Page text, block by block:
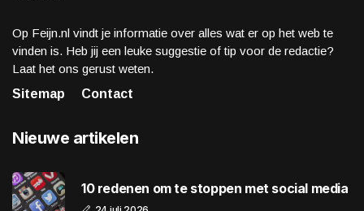
Op Feijn.nl vindt je informatie over alles wat er op het web te
vinden is. Heb jij een leuke suggestie of tip voor de redactie?
Laat het ons gerust weten.
Sitemap
Contact
Nieuwe artikelen
10 redenen om te stoppen met social media